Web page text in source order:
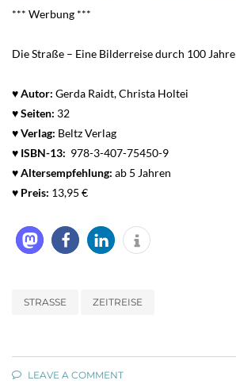
*** Werbung ***
Die Straße – Eine Bilderreise durch 100 Jahre
♥ Autor: Gerda Raidt, Christa Holtei
♥ Seiten: 32
♥ Verlag: Beltz Verlag
♥ ISBN-13: 978-3-407-75450-9
♥ Altersempfehlung: ab 5 Jahren
♥ Preis: 13,95 €
STRASSE ZEITREISE
LEAVE A COMMENT